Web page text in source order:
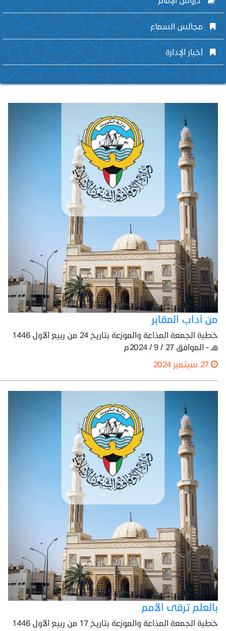
مجالس السماع
أخبار الإدارة
من آداب المقابر
خطبة الجمعة المذاعة والموزعة بتاريخ 24 من ربيع الأول 1446
هـ - الموافق 27 / 9 / 2024م
بالعلم ترقى الأمم
خطبة الجمعة المذاعة والموزعة بتاريخ 17 من ربيع الأول 1446